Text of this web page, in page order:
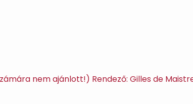
nem ajánlott!) Rendező: Gilles de